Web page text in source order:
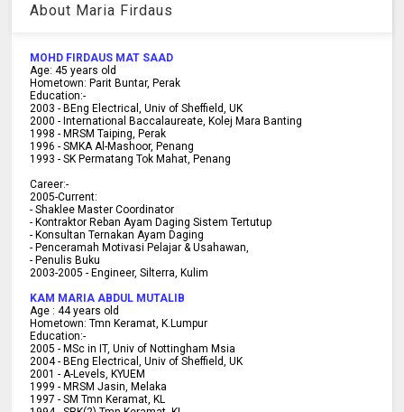
About Maria Firdaus
MOHD FIRDAUS MAT SAAD
Age: 45 years old
Hometown: Parit Buntar, Perak
Education:-
2003 -BEng Electrical, Univ of Sheffield, UK
2000 -International Baccalaureate, Kolej Mara Banting
1998 -MRSM Taiping, Perak
1996 - SMKA Al-Mashoor, Penang
1993 - SK Permatang Tok Mahat, Penang
Career:-
2005-Current:
- Shaklee Master Coordinator
- Kontraktor Reban Ayam Daging Sistem Tertutup
- Konsultan Ternakan Ayam Daging
- Penceramah Motivasi Pelajar & Usahawan,
- Penulis Buku
2003-2005 -Engineer, Silterra, Kulim
KAM MARIA ABDUL MUTALIB
Age : 44 years old
Hometown: Tmn Keramat, K.Lumpur
Education:-
2005 - MSc in IT, Univ of Nottingham Msia
2004 -BEng Electrical, Univ of Sheffield, UK
2001 - A-Levels, KYUEM
1999 -MRSM Jasin, Melaka
1997 -SM Tmn Keramat, KL